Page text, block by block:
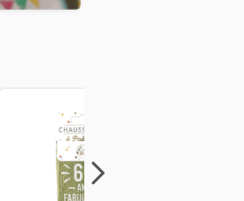
Next Previous